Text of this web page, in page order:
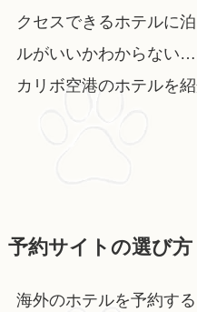
クセスできるホテルに
ルがいいかわからない
カリボ空港のホテルを紹
予約サイトの選び方
海外のホテルを予約す